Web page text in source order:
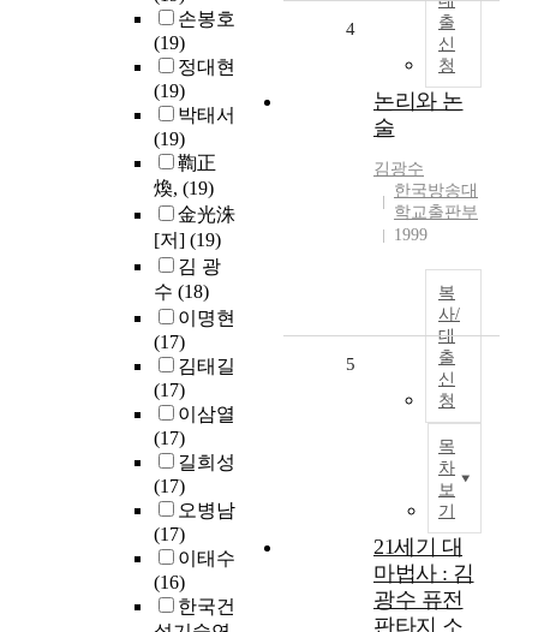
손봉호
(19)
정대현
(19)
박태서
(19)
鞫正
煥, (19)
金光洙
[저] (19)
김 광
수 (18)
이명현
(17)
김태길
(17)
이삼열
(17)
길희성
(17)
오병남
(17)
이태수
(16)
한국건
출
신
청
4
논리와 논
술
김광수
한국방송대
학교출판부
1999
복
사/
대
출
신
청
목
차
보
기
5
21세기 대
마법사 : 김
광수 퓨전
판타지 소